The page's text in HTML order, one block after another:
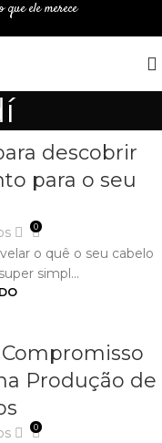
que ele merece
descobrir
para o seu
0
o quê o seu cabelo
simpl...
Produção de
0